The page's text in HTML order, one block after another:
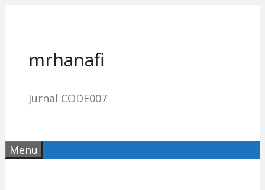
mrhanafi
Jurnal CODE007
Menu